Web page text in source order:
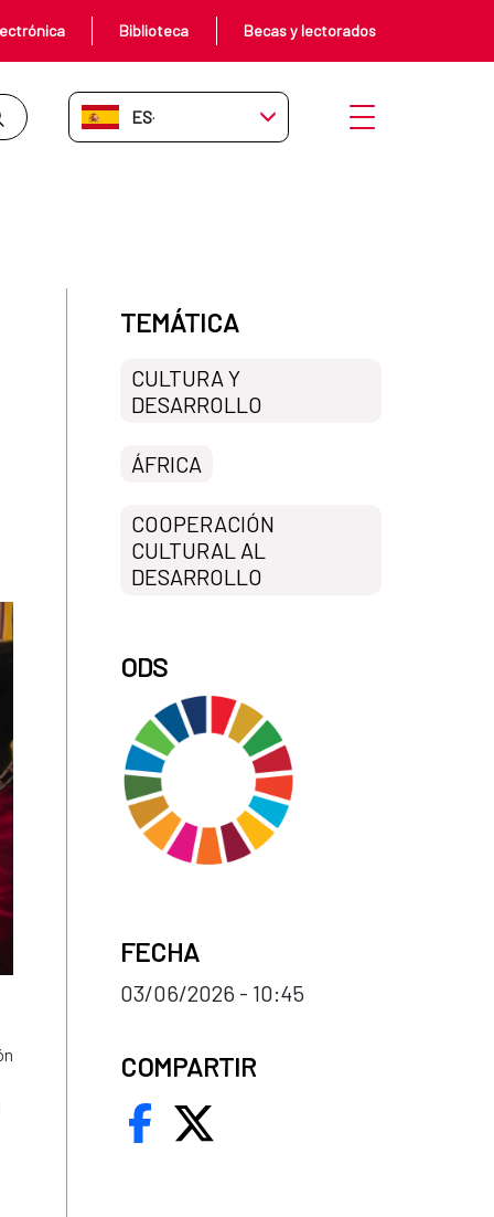
cinematografías africanas en
Biblioteca Becas y lectorados
ES-ES Abrir menú
TEMÁTICA
CULTURA Y
DESARROLLO
ÁFRICA
COOPERACIÓN
CULTURAL AL
DESARROLLO
ODS
FECHA
03/06/2026 - 10:45
COMPARTIR